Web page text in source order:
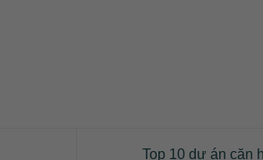
Top 10 dự án căn